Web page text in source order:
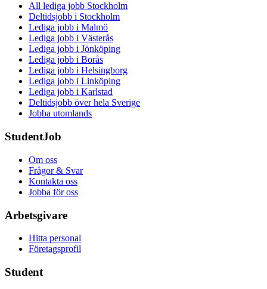
All lediga jobb Stockholm
Deltidsjobb i Stockholm
Lediga jobb i Malmö
Lediga jobb i Västerås
Lediga jobb i Jönköping
Lediga jobb i Borås
Lediga jobb i Helsingborg
Lediga jobb i Linköping
Lediga jobb i Karlstad
Deltidsjobb över hela Sverige
Jobba utomlands
StudentJob
Om oss
Frågor & Svar
Kontakta oss
Jobba för oss
Arbetsgivare
Hitta personal
Företagsprofil
Student